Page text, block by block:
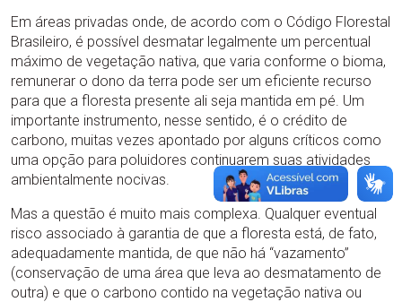
Em áreas privadas onde, de acordo com o Código Florestal
Brasileiro, é possível desmatar legalmente um percentual
máximo de vegetação nativa, que varia conforme o bioma,
remunerar o dono da terra pode ser um eficiente recurso
para que a floresta presente ali seja mantida em pé. Um
importante instrumento, nesse sentido, é o crédito de
carbono, muitas vezes apontado por alguns críticos como
uma opção para poluidores continuarem suas atividades
ambientalmente nocivas.
Mas a questão é muito mais complexa. Qualquer eventual
risco associado à garantia de que a floresta está, de fato,
adequadamente mantida, de que não há “vazamento”
(conservação de uma área que leva ao desmatamento de
outra) e que o carbono contido na vegetação nativa ou